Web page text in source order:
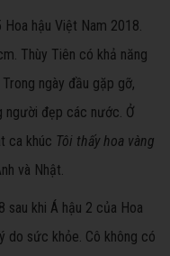
hậu Việt Nam 2018.
Thùy Tiên có khả năng
ngày đầu gặp gỡ,
người đẹp các nước. Ở
ca khúc Tôi thấy hoa vàng
và Nhật.
sau khi Á hậu 2 của Hoa
do sức khỏe. Cô không có